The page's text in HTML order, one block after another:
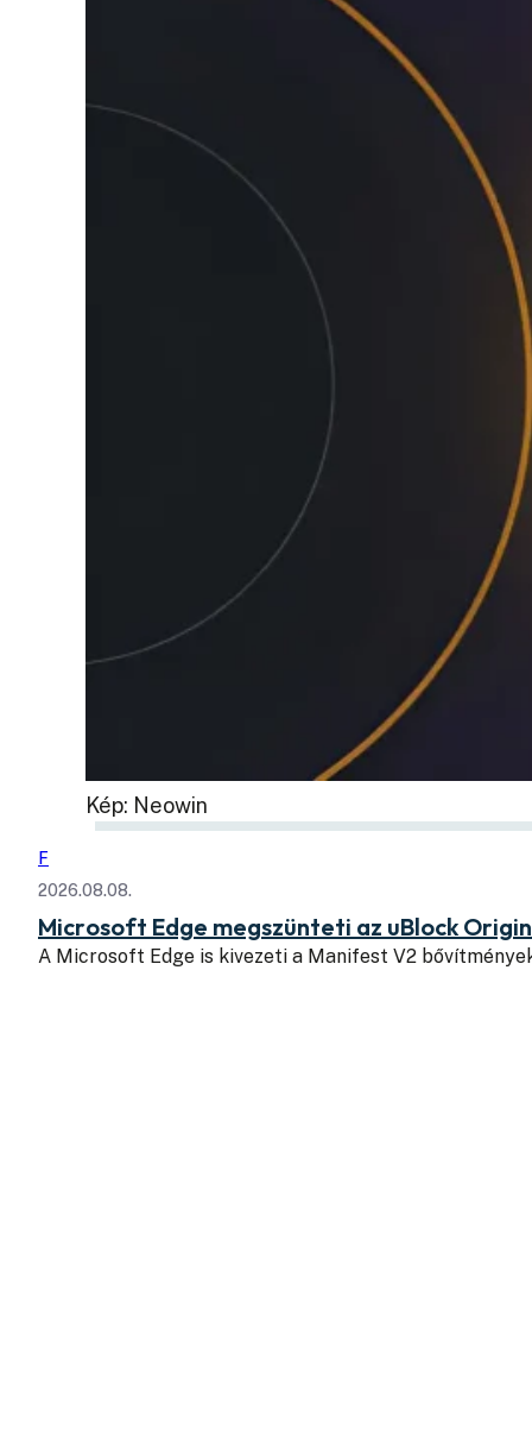
Kép: Neowin
F
2026.08.08.
Microsoft Edge megszünteti az uBlock
A Microsoft Edge is kivezeti a Manifest V2